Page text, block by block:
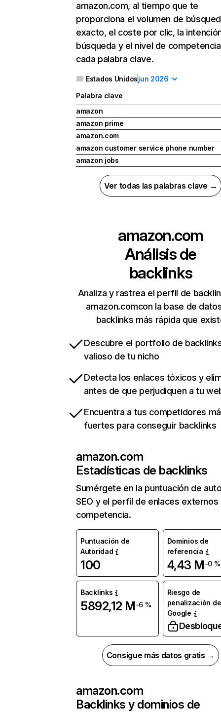
amazon.com, al tiempo que te
proporciona el volumen de
exacto, el coste por clic, la
búsqueda y el nivel de
cada palabra clave.
Estados Unidosjun 2026
Palabra clave
amazon
amazon prime
amazon.com
amazon customer service phone number
amazon jobs
Ver todas las palabras clave →
amazon.com
Análisis de
backlinks
Analiza y rastrea el perfil de
amazon.comcon la base de
backlinks más rápida que
Descubre el portfolio de
valioso de tu nicho
Detecta los enlaces tóxicos y
antes de que perjudiquen a tu
Encuentra a tus competidores
fuertes para conseguir backlinks
amazon.com
Estadísticas de backlinks
Sumérgete en la puntuación de
SEO y el perfil de enlaces externos
competencia.
Puntuación de
Autoridad
100
Dominios de
referencia
4,43 M-0 %
Backlinks
5892,12 M-6 %
Riesgo de
penalización de
Google
Consigue más datos gratis →
amazon.com
Backlinks y dominios de